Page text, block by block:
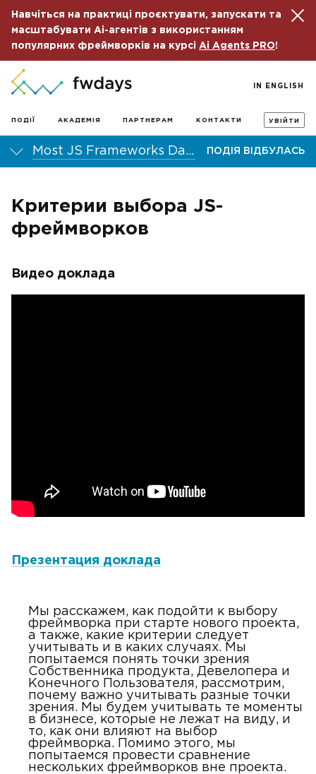
Навчіться на практиці проєктувати, запускати та
масштабувати Ai-агентів з використанням
популярних фреймворків на курсі Ai Agents PRO!
ПОДІЇ АКАДЕМІЯ ПАРТНЕРАМ КОНТАКТИ УВІЙТИ
IN ENGLISH
Most JS Frameworks Day 2016 ПОДІЯ ВІДБУЛАСЬ
Критерии выбора JS-
фреймворков
Видео доклада
Презентация доклада
Мы расскажем, как подойти к выбору
фреймворка при старте нового проекта,
а также, какие критерии следует
учитывать и в каких случаях. Мы
попытаемся понять точки зрения
Собственника продукта, Девелопера и
Конечного Пользователя, рассмотрим,
почему важно учитывать разные точки
зрения. Мы будем учитывать те моменты
в бизнесе, которые не лежат на виду, и
то, как они влияют на выбор
фреймворка. Помимо этого, мы
попытаемся провести сравнение
нескольких фреймворков вне проекта.